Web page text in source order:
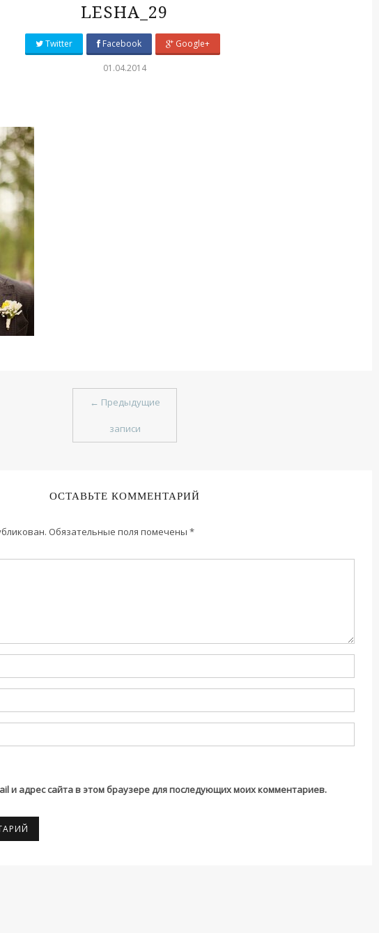
LESHA_29
Twitter Facebook Google+
01.04.2014
← Предыдущие
записи
ОСТАВЬТЕ КОММЕНТАРИЙ
Обязательные поля помечены *
и адрес сайта в этом браузере для последующих моих комментариев.